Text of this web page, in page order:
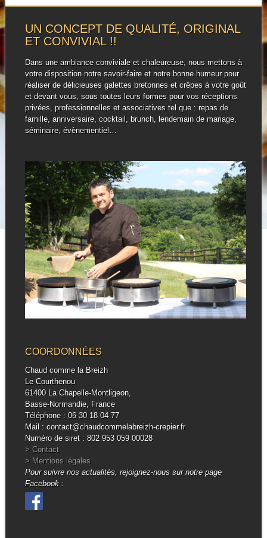
UN CONCEPT DE QUALITÉ, ORIGINAL
ET CONVIVIAL !!
Dans une ambiance conviviale et chaleureuse, nous mettons à
votre disposition notre savoir-faire et notre bonne humeur pour
réaliser de délicieuses galettes bretonnes et crêpes à votre goût
et devant vous, sous toutes leurs formes pour vos réceptions
privées, professionnelles et associatives tel que : repas de
famille, anniversaire, cocktail, brunch, lendemain de mariage,
séminaire, évènementiel…
COORDONNÉES
Chaud comme la Breizh
Le Courthenou
61400 La Chapelle-Montligeon,
Basse-Normandie, France
Téléphone : 06 30 18 04 77
Mail : contact@chaudcommelabreizh-crepier.fr
Numéro de siret : 802 953 059 00028
> Contact
> Mentions légales
Pour suivre nos actualités, rejoignez-nous sur notre page
Facebook :